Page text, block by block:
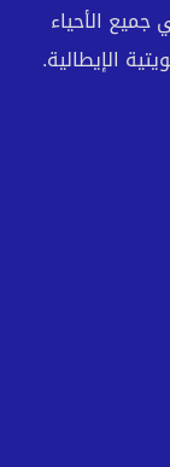
الأحياء
الإيطالية.